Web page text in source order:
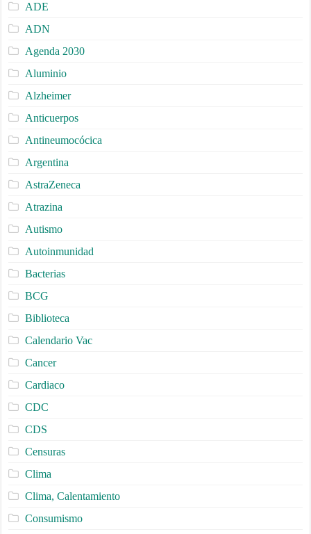
ADE
ADN
Agenda 2030
Aluminio
Alzheimer
Anticuerpos
Antineumocócica
Argentina
AstraZeneca
Atrazina
Autismo
Autoinmunidad
Bacterias
BCG
Biblioteca
Calendario Vac
Cancer
Cardiaco
CDC
CDS
Censuras
Clima
Clima, Calentamiento
Consumismo